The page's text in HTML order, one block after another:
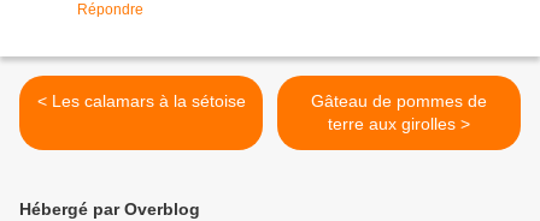
Répondre
< Les calamars à la sétoise
Gâteau de pommes de
terre aux girolles >
Hébergé par Overblog